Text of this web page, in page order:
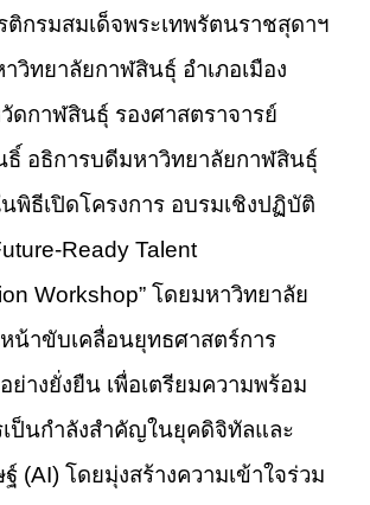
ติกรมสมเด็จพระเทพรัตนราชสุดาฯ
วิทยาลัยกาฬสินธุ์ อำเภอเมือง
ดกาฬสินธุ์ รองศาสตราจารย์
อธิการบดีมหาวิทยาลัยกาฬสินธุ์
พิธีเปิดโครงการ อบรมเชิงปฏิบัติ
Ready Talent
Workshop” โดยมหาวิทยาลัย
น้าขับเคลื่อนยุทธศาสตร์การ
างยั่งยืน เพื่อเตรียมความพร้อม
ป็นกำลังสำคัญในยุคดิจิทัลและ
(AI) โดยมุ่งสร้างความเข้าใจร่วม